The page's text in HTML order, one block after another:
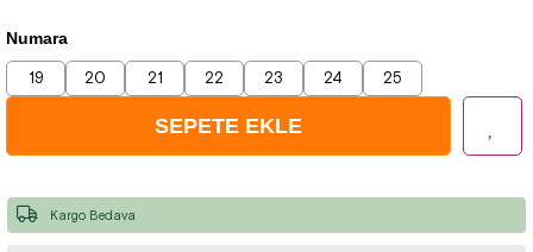
Numara
19 20 21 22 23 24 25
Kargo Bedava